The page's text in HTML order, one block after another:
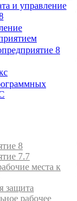
и управление
8
8
7.7
места к
защита
рабочее